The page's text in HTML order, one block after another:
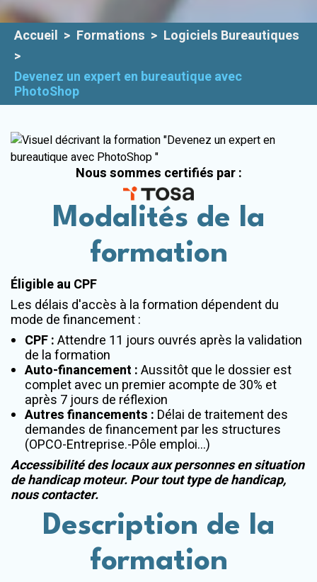
Plateforme
E-learning
Accueil > Formations > Logiciels Bureautiques
>
Devenez un expert en bureautique avec
PhotoShop
Nous sommes certifiés par :
Modalités de la
formation
Éligible au CPF
Les délais d'accès à la formation dépendent du
mode de financement :
CPF :Attendre 11 jours ouvrés après la validation
de la formation
Auto-financement :Aussitôt que le dossier est
complet avec un premier acompte de 30% et
après 7 jours de réflexion
Autres financements : Délai de traitement des
demandes de financement par les structures
(OPCO-Entreprise.-Pôle emploi...)
Accessibilité des locaux aux personnes en situation
de handicap moteur. Pour tout type de handicap,
nous contacter.
Description de la
formation